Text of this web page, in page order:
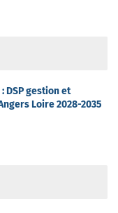
: DSP gestion et
Loire 2028-2035